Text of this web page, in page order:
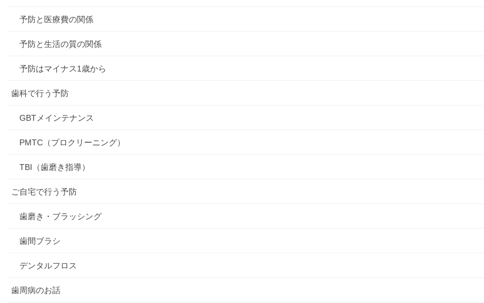
予防と医療費の関係
予防と生活の質の関係
予防はマイナス1歳から
歯科で行う予防
GBTメインテナンス
PMTC（プロクリーニング）
TBI（歯磨き指導）
ご自宅で行う予防
歯磨き・ブラッシング
歯間ブラシ
デンタルフロス
歯周病のお話